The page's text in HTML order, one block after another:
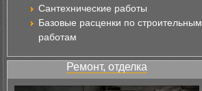
Сантехнические работы
Базовые расценки по строительным
работам
Ремонт, отделка